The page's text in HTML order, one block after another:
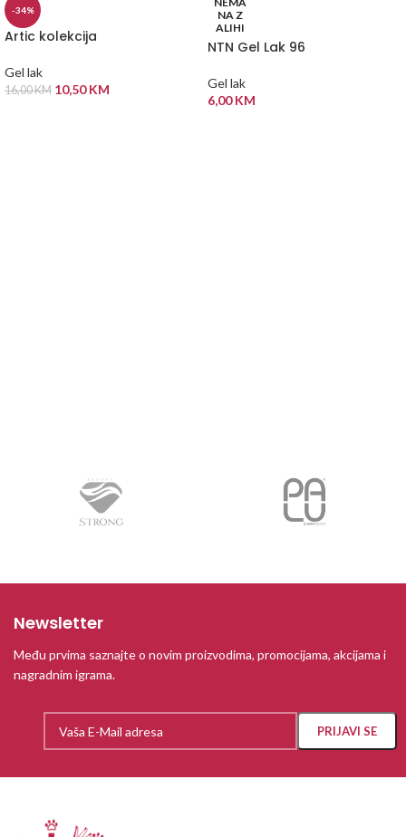
-34%
Artic kolekcija
Gel lak
16,00KM 10,50KM
NA Z
ALIHI
NTN Gel Lak 96
Gel lak
6,00KM
Newsletter
Među prvima saznajte o novim proizvodima, promocijama, akcijama i
nagradnim igrama.